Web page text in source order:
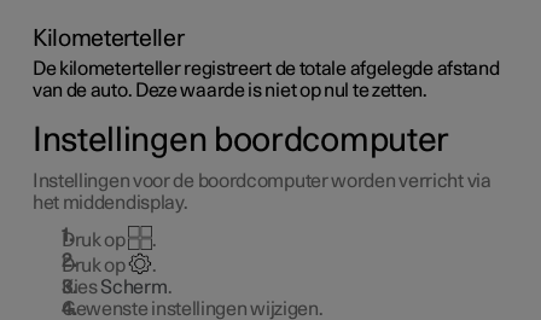
Kilometerteller
De kilometerteller registreert de totale afgelegde afstand
van de auto. Deze waarde is niet op nul te zetten.
Instellingen boordcomputer
Instellingen voor de boordcomputer worden verricht via
het middendisplay.
Druk op
.
Druk op
.
KiesScherm.
Gewenste instellingen wijzigen.